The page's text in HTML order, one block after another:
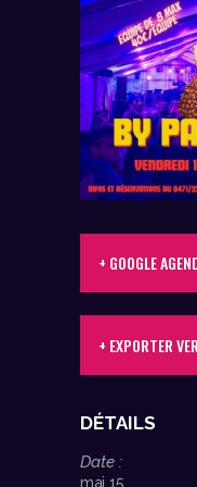
+ GOOGLE
+ EXPORTER
DÉTAILS
Date :
mai 15